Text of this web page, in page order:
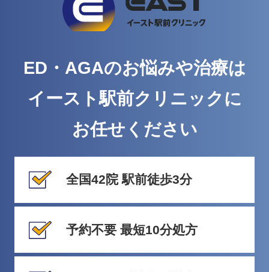
ED・AGAのお悩みや治療は
イースト駅前クリニックに
お任せください
全国42院 駅前徒歩3分
予約不要 最短10分処方